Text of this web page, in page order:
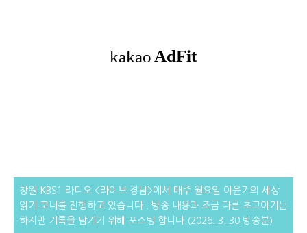
창원 KBS1 라디오 <라이브 경남>에서 매주 월요일 이윤기의 세상
읽기 코너를 진행하고 있습니다 . 방송 내용과 조금 다른 초고이기는
하지만 기록을 남기기 위해 포스팅 합니다.(2026. 3. 30 방송분)